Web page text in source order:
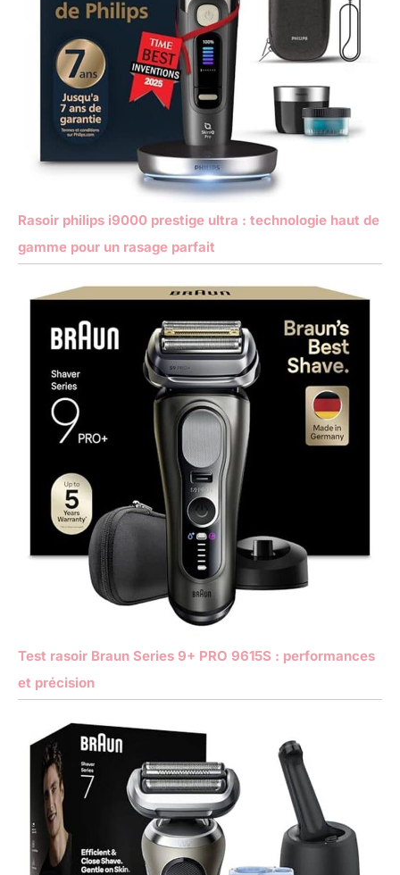
Rasoir philips i9000 prestige ultra : technologie haut de
gamme pour un rasage parfait
Test rasoir Braun Series 9+ PRO 9615S : performances
et précision